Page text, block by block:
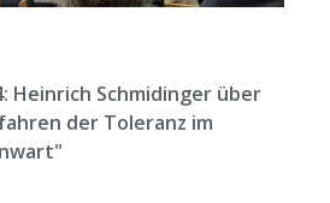
Heinrich Schmidinger über
der Toleranz im